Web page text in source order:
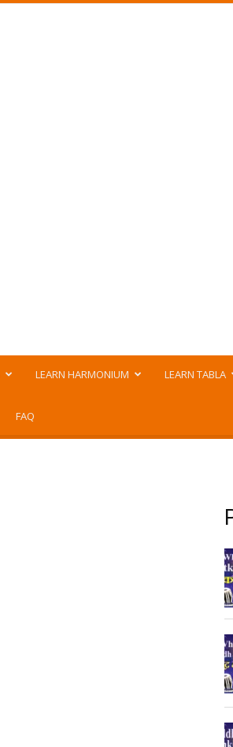
LEARN HARMONIUM LEARN TABLA
FAQ